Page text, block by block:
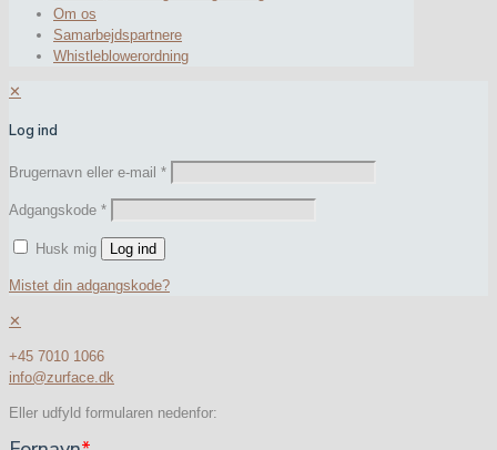
Om os
Samarbejdspartnere
Whistleblowerordning
✕
Log ind
Brugernavn eller e-mail *
Adgangskode *
Husk mig Log ind
Mistet din adgangskode?
✕
+45 7010 1066
info@zurface.dk
Eller udfyld formularen nedenfor: